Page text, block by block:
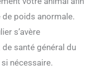
poids anormale.
s’avère
santé général du
nécessaire.